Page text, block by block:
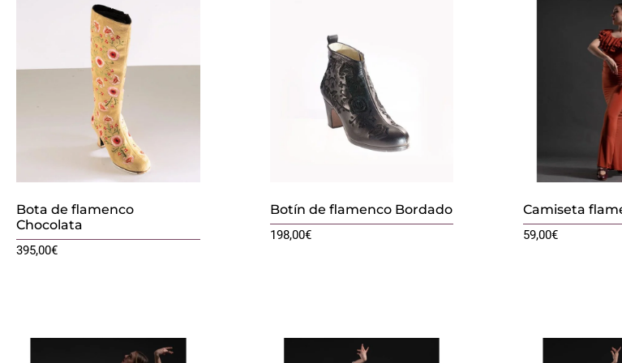
Bota de flamenco
Chocolata
395,00€
Botín de flamenco Bordado
198,00€
Camiseta
59,00€